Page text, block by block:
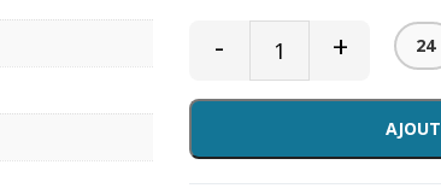
- + 24